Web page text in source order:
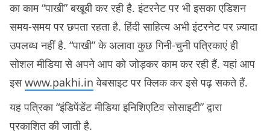
का काम “पाखी” बखूबी कर रही है. इंटरनेट पर भी इसका एडिशन
समय-समय पर छपता रहता है. हिंदी साहित्य अभी इंटरनेट पर ज़्यादा
उपलब्ध नहीं है. “पाखी” के अलावा कुछ गिनी-चुनी पत्रिकाएं ही
सोशल मीडिया से अपने आप को जोड़कर काम कर रही हैं. यहां आप
इसwww.pakhi.in वेबसाइट पर क्लिक कर इसे पढ़ सकते हैं.
यह पत्रिका “इंडिपेंडेंट मीडिया इनिशिएटिव सोसाइटी” द्वारा
प्रकाशित की जाती है.